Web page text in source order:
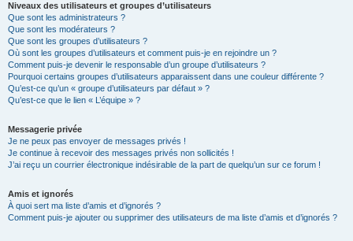
Niveaux des utilisateurs et groupes d’utilisateurs
Que sont les administrateurs ?
Que sont les modérateurs ?
Que sont les groupes d’utilisateurs ?
Où sont les groupes d’utilisateurs et comment puis-je en rejoindre un ?
Comment puis-je devenir le responsable d’un groupe d’utilisateurs ?
Pourquoi certains groupes d’utilisateurs apparaissent dans une couleur différente ?
Qu’est-ce qu’un « groupe d’utilisateurs par défaut » ?
Qu’est-ce que le lien « L’équipe » ?
Messagerie privée
Je ne peux pas envoyer de messages privés !
Je continue à recevoir des messages privés non sollicités !
J’ai reçu un courrier électronique indésirable de la part de quelqu’un sur ce forum !
Amis et ignorés
À quoi sert ma liste d’amis et d’ignorés ?
Comment puis-je ajouter ou supprimer des utilisateurs de ma liste d’amis et d’ignorés ?